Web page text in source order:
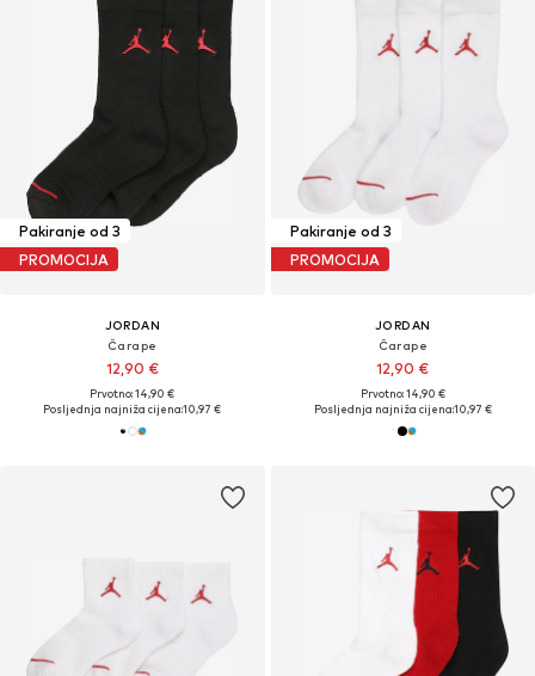
Pakiranje od 3
PROMOCIJA
JORDAN
Čarape
12,90 €
Prvotno: 14,90 €
Posljednja najniža cijena:10,97 €
Pakiranje od 3
PROMOCIJA
JORDAN
Čarape
12,90 €
Prvotno: 14,90 €
Posljednja najniža cijena:10,97 €